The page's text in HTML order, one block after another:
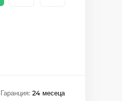
Гаранция: 24 месеца